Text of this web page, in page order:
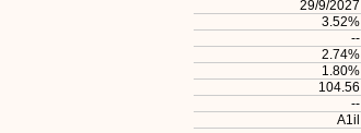
29/9/2027
3.52%
--
2.74%
1.80%
104.56
--
A1il